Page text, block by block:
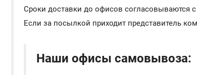
Сроки доставки до офисов согласовываются
Если за посылкой приходит представитель
Наши офисы самовывоза: